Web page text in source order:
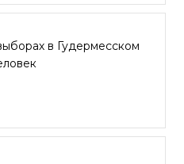
в Гудермесском